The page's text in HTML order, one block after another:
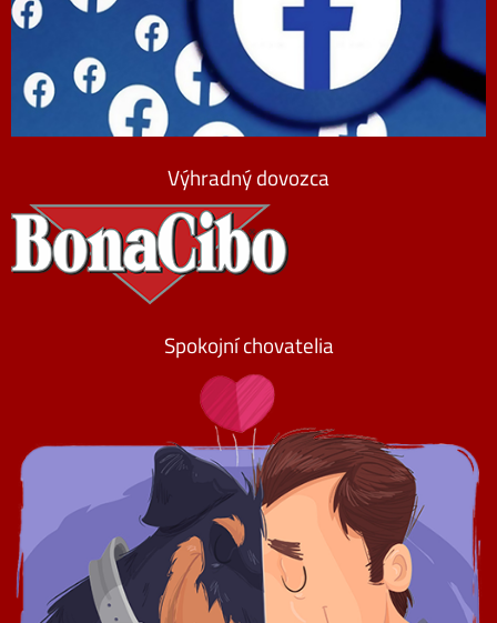
Výhradný dovozca
Spokojní chovatelia